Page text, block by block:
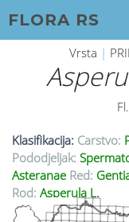
FLORA RS
Vrsta |
Klasifikacija: Carstvo:
Pododjeljak:
Asteranae Red:
Rod: Asperula L.